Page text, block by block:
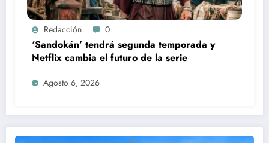
Redacción 0
‘Sandokán’ tendrá segunda temporada y
Netflix cambia el futuro de la serie
Agosto 6, 2026